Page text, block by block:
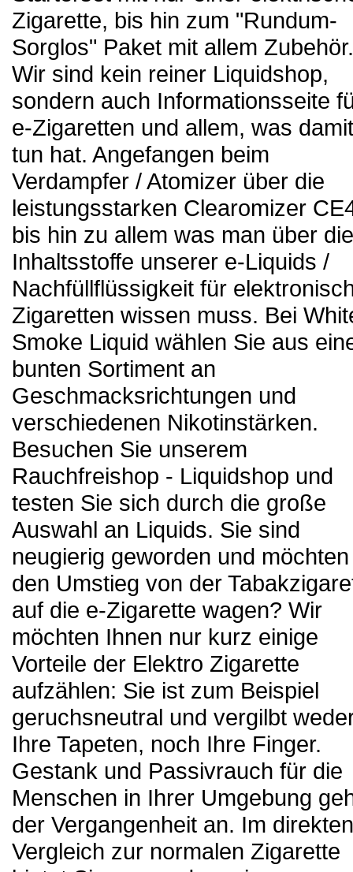
Zigarette, bis hin zum "Rundum-
Sorglos" Paket mit allem Zubehör.
Wir sind kein reiner Liquidshop,
sondern auch Informationsseite
e-Zigaretten und allem, was
tun hat. Angefangen beim
Verdampfer / Atomizer über die
leistungsstarken Clearomizer
bis hin zu allem was man über die
Inhaltsstoffe unserer e-Liquids /
Nachfüllflüssigkeit für
Zigaretten wissen muss. Bei
Smoke Liquid wählen Sie aus
bunten Sortiment an
Geschmacksrichtungen und
verschiedenen Nikotinstärken.
Besuchen Sie unserem
Rauchfreishop - Liquidshop und
testen Sie sich durch die große
Auswahl an Liquids. Sie sind
neugierig geworden und möchten
den Umstieg von der
auf die e-Zigarette wagen? Wir
möchten Ihnen nur kurz einige
Vorteile der Elektro Zigarette
aufzählen: Sie ist zum Beispiel
geruchsneutral und vergilbt
Ihre Tapeten, noch Ihre Finger.
Gestank und Passivrauch für die
Menschen in Ihrer Umgebung
der Vergangenheit an. Im direkten
Vergleich zur normalen Zigarette